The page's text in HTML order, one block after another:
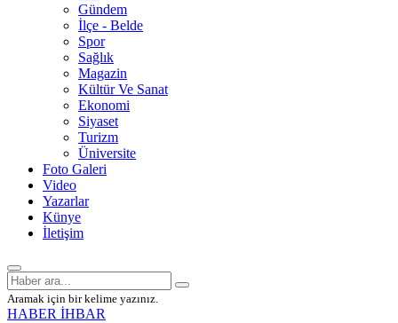
Gündem
İlçe - Belde
Spor
Sağlık
Magazin
Kültür Ve Sanat
Ekonomi
Siyaset
Turizm
Üniversite
Foto Galeri
Video
Yazarlar
Künye
İletişim
Aramak için bir kelime yazınız.
HABER İHBAR